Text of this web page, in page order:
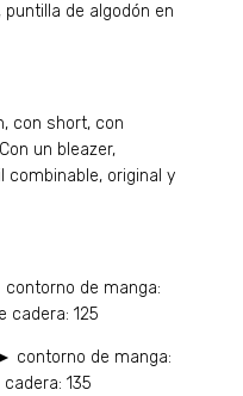
de algodón en
con short, con
un bleazer,
combinable, original y
de manga:
125
contorno de manga:
135